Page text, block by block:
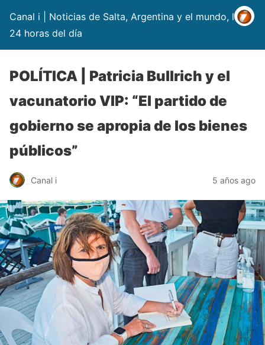
Canal i | Noticias de Salta, Argentina y el mundo, las
24 horas del día
POLÍTICA | Patricia Bullrich y el
vacunatorio VIP: “El partido de
gobierno se apropia de los bienes
públicos”
Canal i 5 años ago